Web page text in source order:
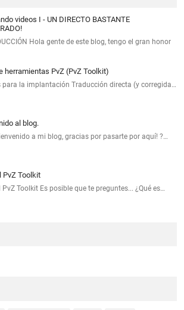
videos I - UN DIRECTO BASTANTE
Hola gente de este blog, tengo el gran honor
herramientas PvZ (PvZ Toolkit)
para la implantación Traducción directa (y corregida…
al blog.
a mi blog, gracias por pasarte por aquí! ?…
PvZ Toolkit
PvZ Toolkit Es posible que te preguntes... ¿Qué es…